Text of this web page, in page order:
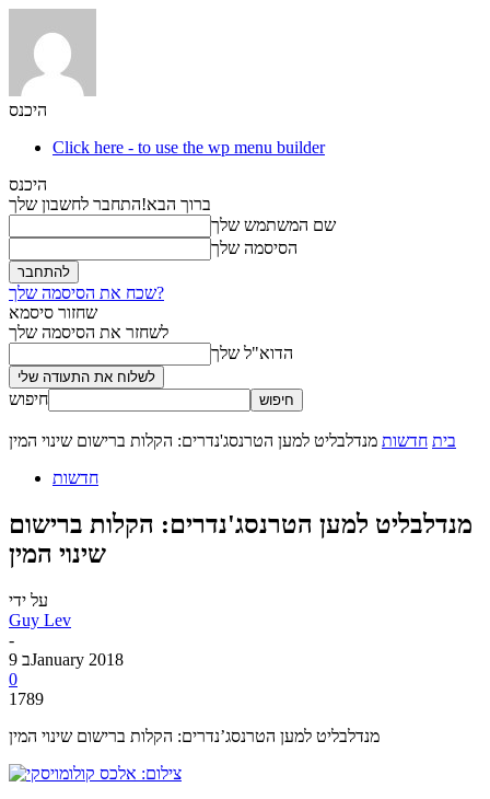
היכנס
Click here - to use the wp menu builder
היכנס
ברוך הבא!התחבר לחשבון שלך
שם המשתמש שלך
הסיסמה שלך
שכח את הסיסמה שלך?
שחזור סיסמא
לשחזר את הסיסמה שלך
הדוא"ל שלך
חיפוש
בית חדשות מנדלבליט למען הטרנסג'נדרים: הקלות ברישום שינוי המין
חדשות
מנדלבליט למען הטרנסג'נדרים: הקלות ברישום
שינוי המין
על ידי
Guy Lev
-
9 בJanuary 2018
0
1789
מנדלבליט למען הטרנסג’נדרים: הקלות ברישום שינוי המין